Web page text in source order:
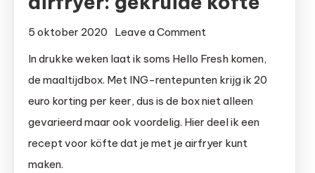
5 oktober 2020 Leave a Comment
de
airfryer:
gekruide
In drukke weken laat ik soms Hello Fresh komen,
de maaltijdbox. Met ING-rentepunten krijg ik 20
euro korting per keer, dus is de box niet alleen
gevarieerd maar ook voordelig. Hier deel ik een
recept voor köfte dat je met je airfryer kunt
maken.